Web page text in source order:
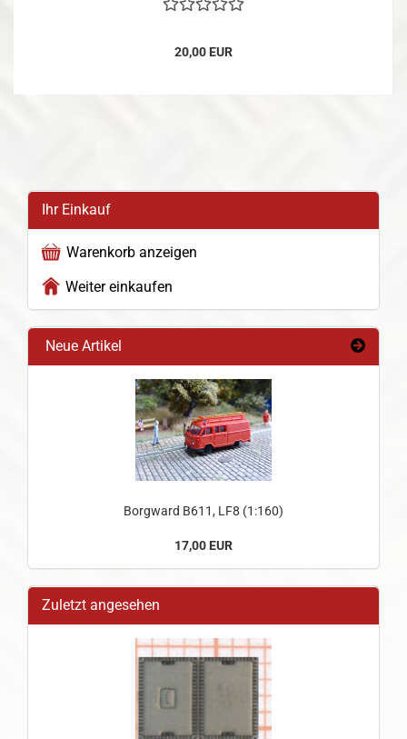
20,00 EUR
Ihr Einkauf
Warenkorb anzeigen
Weiter einkaufen
Neue Artikel
Borgward B611, LF8 (1:160)
17,00 EUR
Zuletzt angesehen